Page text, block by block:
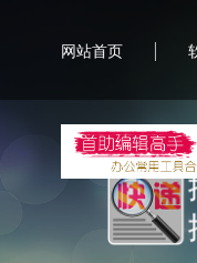
网站首页 |